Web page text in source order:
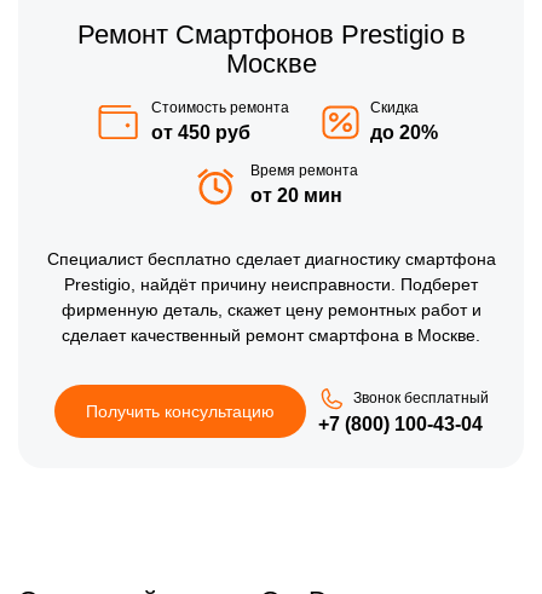
Ремонт Смартфонов Prestigio в
Москве
Стоимость ремонта
от 450 руб
Скидка
до 20%
Время ремонта
от 20 мин
Специалист бесплатно сделает диагностику смартфона
Prestigio, найдёт причину неисправности. Подберет
фирменную деталь, скажет цену ремонтных работ и
сделает качественный ремонт смартфона в Москве.
Получить консультацию
Звонок бесплатный
+7 (800) 100-43-04